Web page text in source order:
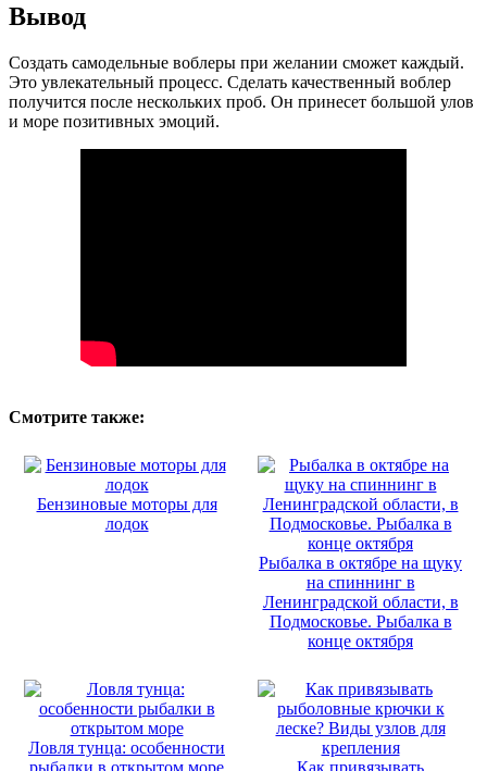
Вывод
Создать самодельные воблеры при желании сможет каждый.
Это увлекательный процесс. Сделать качественный воблер
получится после нескольких проб. Он принесет большой улов
и море позитивных эмоций.
Смотрите также:
Бензиновые моторы для
лодок
Рыбалка в октябре на щуку
на спиннинг в
Ленинградской области, в
Подмосковье. Рыбалка в
конце октября
Ловля тунца: особенности
рыбалки в открытом море
Как привязывать